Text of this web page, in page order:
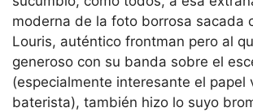
moderna de la foto borrosa sacada
Louris, auténtico frontman pero al
generoso con su banda sobre el
(especialmente interesante el papel
baterista), también hizo lo suyo